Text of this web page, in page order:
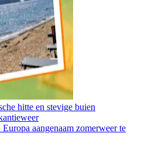
hitte en stevige buien
aangenaam zomerweer te